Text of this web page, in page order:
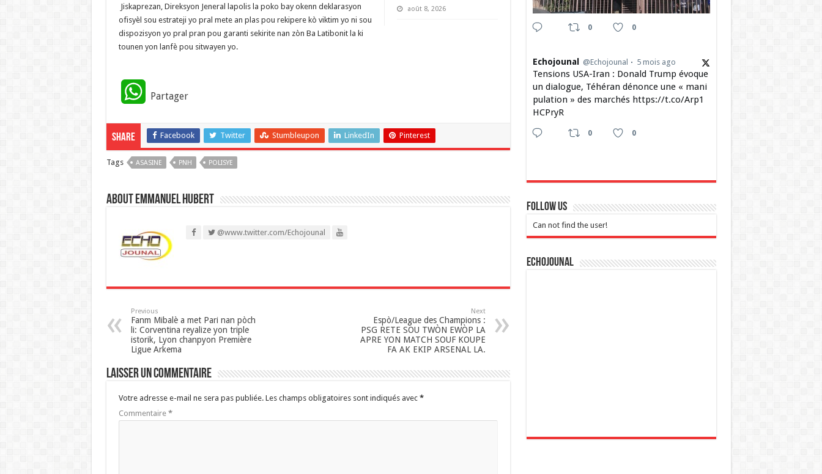
août 8, 2026
‎ Jiskaprezan, Direksyon Jeneral lapolis la poko bay okenn deklarasyon
ofisyèl sou estrateji yo pral mete an plas pou rekipere kò viktim yo ni sou
dispozisyon yo pral pran pou garanti sekirite nan zòn Ba Latibonit la ki
tounen yon lanfè pou sitwayen yo.
W
a
t
p
p
Partager
Share Facebook Twitter Stumbleupon LinkedIn Pinterest
Tags ASASINE PNH POLISYE
About Emmanuel Hubert
@www.twitter.com/Echojounal
Previous
Fanm Mibalè a met Pari nan pòch
li: Corventina reyalize yon triple
istorik, Lyon chanpyon Première
Ligue Arkema
Next
Espò/League des Champions :
PSG RETE SOU TWÒN EWÒP LA
APRE YON MATCH SOUF KOUPE
FA AK EKIP ARSENAL LA.
Laisser un commentaire
Votre adresse e-mail ne sera pas publiée. Les champs obligatoires sont indiqués avec *
Commentaire *
0 0
Echojounal @Echojounal 5 mois ago
Tensions USA-Iran : Donald Trump évoque
un dialogue, Téhéran dénonce une « mani
pulation » des marchés https://t.co/Arp1
HCPryR
0 0
Follow Us
Can not find the user!
Echojounal